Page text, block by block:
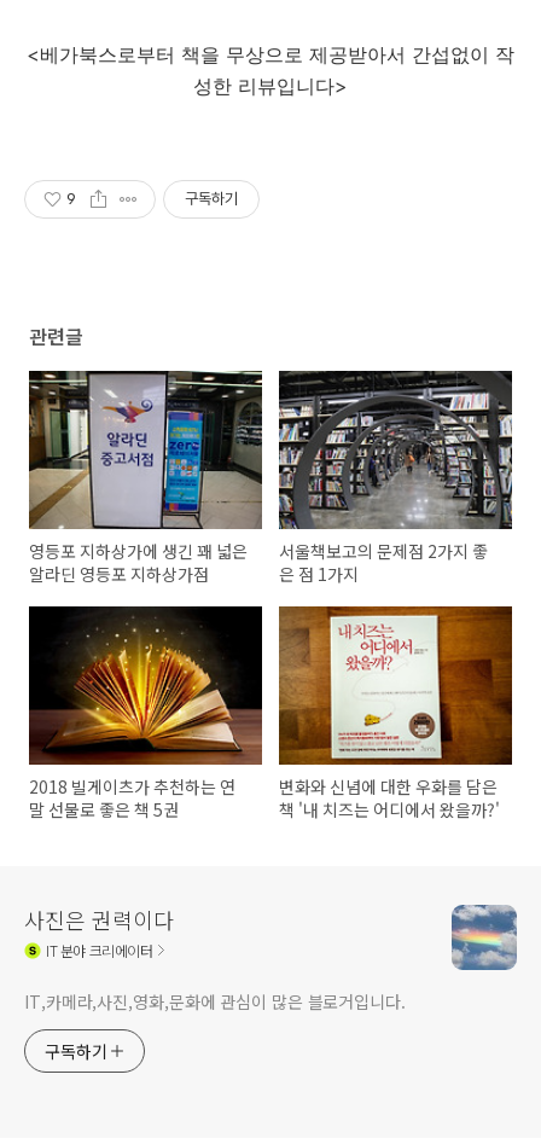
<베가북스로부터 책을 무상으로 제공받아서 간섭없이 작
성한 리뷰입니다>
9 구독하기
관련글
영등포 지하상가에 생긴 꽤 넓은
알라딘 영등포 지하상가점
서울책보고의 문제점 2가지 좋
은 점 1가지
2018 빌게이츠가 추천하는 연
말 선물로 좋은 책 5권
변화와 신념에 대한 우화를 담은
책 '내 치즈는 어디에서 왔을까?'
사진은 권력이다
IT분야 크리에이터
IT,카메라,사진,영화,문화에 관심이 많은 블로거입니다.
구독하기